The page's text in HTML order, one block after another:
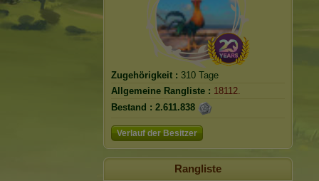
Zugehörigkeit : 310 Tage
Allgemeine Rangliste : 18112.
Bestand : 2.611.838
Verlauf der Besitzer
Rangliste